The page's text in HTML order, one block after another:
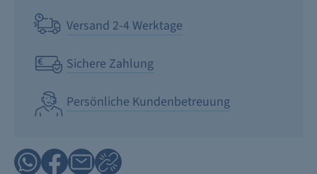
Versand 2-4 Werktage
Sichere Zahlung
Persönliche Kundenbetreuung